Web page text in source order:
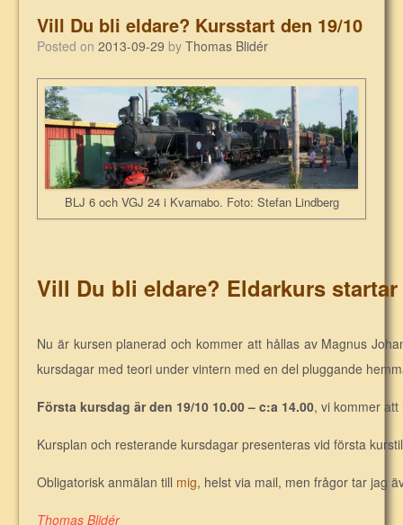
Vill Du bli eldare? Kursstart den 19/10
Posted on 2013-09-29 by Thomas Blidér
BLJ 6 och VGJ 24 i Kvarnabo. Foto: Stefan Lindberg
Vill Du bli eldare? Eldarkurs
Nu är kursen planerad och kommer att hållas av Magnus
kursdagar med teori under vintern med en del pluggande
Första kursdag är den 19/10 10.00 – c:a 14.00, vi kommer
Kursplan och resterande kursdagar presenteras vid första
Obligatorisk anmälan till mig, helst via mail, men frågor tar jag
Thomas Blidér